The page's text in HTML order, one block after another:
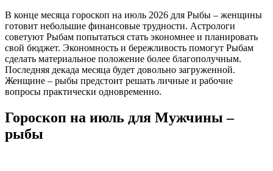
В конце месяца гороскоп на июль 2026 для Рыбы – женщины
готовит небольшие финансовые трудности. Астрологи
советуют Рыбам попытаться стать экономнее и планировать
свой бюджет. Экономность и бережливость помогут Рыбам
сделать материальное положение более благополучным.
Последняя декада месяца будет довольно загруженной.
Женщине – рыбы предстоит решать личные и рабочие
вопросы практически одновременно.
Гороскоп на июль для Мужчины –
рыбы